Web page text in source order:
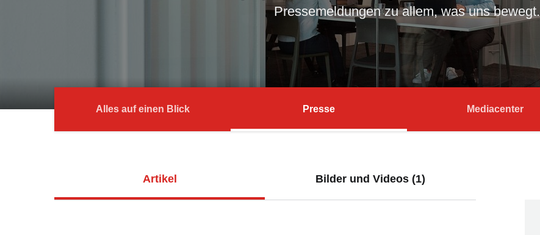
Pressemeldungen zu allem, was uns bewegt.
Alles auf einen Blick Presse Mediacenter
Artikel Bilder und Videos (1)